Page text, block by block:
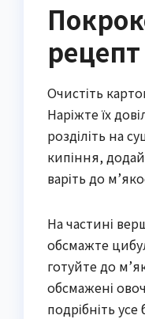
Очистіть
Наріжте їх
розділіть на
кипіння,
варіть до
На частині
обсмажте
готуйте до
обсмажені
подрібніть